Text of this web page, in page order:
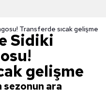
Transferde sıcak gelişme
Sidiki
gelişme
sezonun ara